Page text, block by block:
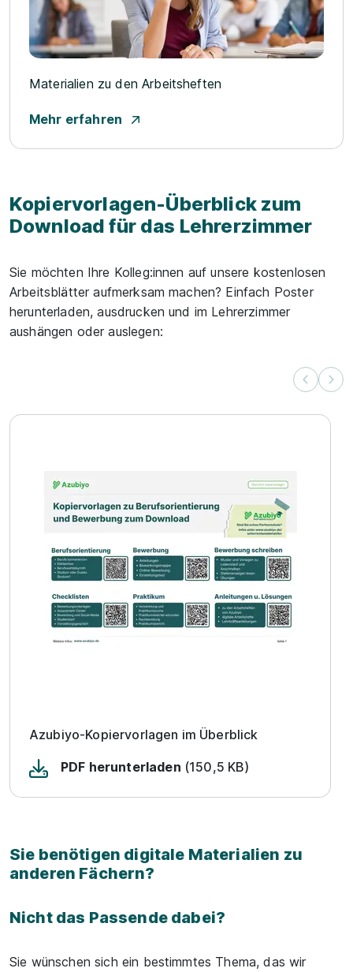
Materialien zu den Arbeitsheften
Mehr erfahren
Kopiervorlagen-Überblick zum
Download für das Lehrerzimmer
Sie möchten Ihre Kolleg:innen auf unsere kostenlosen
Arbeitsblätter aufmerksam machen? Einfach Poster
herunterladen, ausdrucken und im Lehrerzimmer
aushängen oder auslegen:
Azubiyo-Kopiervorlagen im Überblick
PDF herunterladen (150,5 KB)
Sie benötigen digitale Materialien zu
anderen Fächern?
Nicht das Passende dabei?
Sie wünschen sich ein bestimmtes Thema, das wir